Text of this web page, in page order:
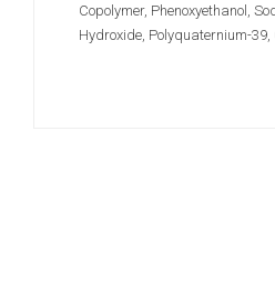
Copolymer, Phenoxyethanol,
Hydroxide, Polyquaternium-39,